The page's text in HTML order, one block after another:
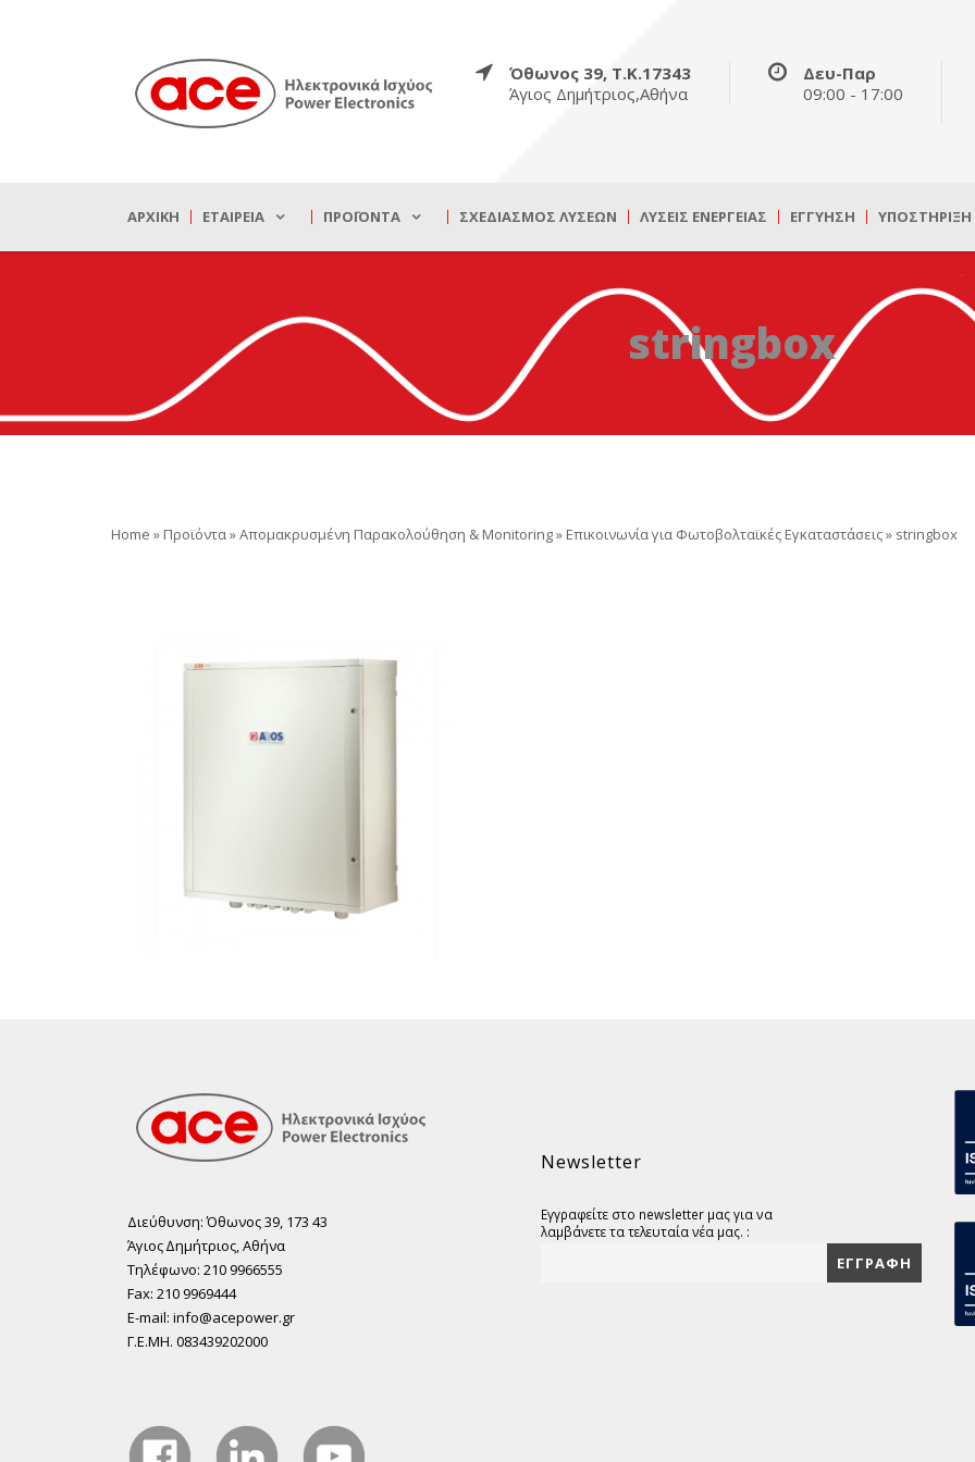
Όθωνος 39, Τ.Κ.17343
Άγιος Δημήτριος,Αθήνα
Δευ-Παρ
09:00 - 17:00
ΑΡΧΙΚΉ ΕΤΑΙΡΕΊΑ ΠΡΟΪΌΝΤΑ ΣΧΕΔΙΑΣΜΌΣ ΛΎΣΕΩΝ ΛΎΣΕΙΣ ΕΝΈΡΓΕΙΑΣ ΕΓΓΎΗΣΗ ΥΠΟΣΤΉΡΙΞΗ
stringbox
Home » Προϊόντα»Απομακρυσμένη Παρακολούθηση & Monitoring» Επικοινωνία για Φωτοβολταϊκές Εγκαταστάσεις» stringbox
Διεύθυνση: Όθωνος 39, 173 43
Άγιος ∆ηµήτριος, Αθήνα
Τηλέφωνο: 210 9966555
Fax: 210 9969444
E-mail: info@acepower.gr
Γ.Ε.ΜΗ. 083439202000
Newsletter
Εγγραφείτε στο newsletter μας για να
λαμβάνετε τα τελευταία νέα μας. :